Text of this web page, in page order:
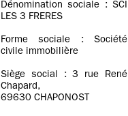
Dénomination sociale : SCI
LES 3 FRERES
Forme sociale : Société
civile immobilière
Siège social : 3 rue René
Chapard,
69630 CHAPONOST